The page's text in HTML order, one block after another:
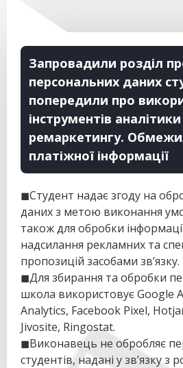
Запровадили розділ
персональних даних
попередили про
інструментів
ремаркетингу.
платіжної інформації
◼Студент надає згоду на
даних з метою виконання
також для обробки
надсилання рекламних та
пропозицій засобами зв’язку.
◼Для збирання та обробки
школа використовує Google
Analytics, Facebook Pixel,
Jivosite, Ringostat.
◼Виконавець не обробляє
студентів, надані у зв’язку з